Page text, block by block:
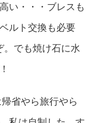
い・・・ブレスも
ルト交換も必要
。でも焼け石に水
省やら旅行やら